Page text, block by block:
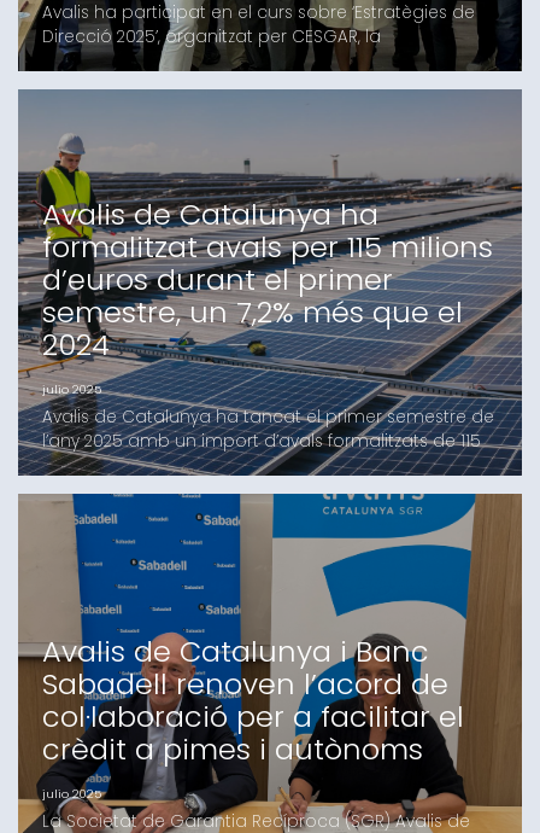
Avalis ha participat en el curs sobre ‘Estratègies de
Direcció 2025’, organitzat per CESGAR, la
Confederació Espanyola de Societats de Garantia
Recíproca, al qual van assistir els directors
(SGR).Durant les sessions, el coordinador nacional de
les línies de finançament per a pimes de l’Institut de
C
Avalis de Catalunya ha
formalitzat avals per 115 milions
d’euros durant el primer
semestre, un 7,2% més que el
2024
julio 2025
Avalis de Catalunya ha tancat el primer semestre de
l’any 2025 amb un import d’avals formalitzats de 115
milions d’euros, una xifra que suposa un increment
del 7,2% en relació amb els 107 registrats durant el
mateix període de l’any passat. Les garanties de la
Societat de Garantia Recíproca (SGR) han facilitat
l’accés al finançament a 604 pimes, mi
Avalis de Catalunya i Banc
Sabadell renoven l’acord de
col·laboració per a facilitar el
crèdit a pimes i autònoms
julio 2025
La Societat de Garantia Recíproca (SGR) Avalis de